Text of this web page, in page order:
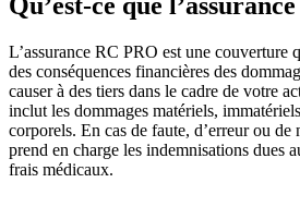
L’assurance RC PRO est une couverture
des conséquences financières des
causer à des tiers dans le cadre de votre
inclut les dommages matériels,
corporels. En cas de faute, d’erreur ou
prend en charge les indemnisations dues
frais médicaux.